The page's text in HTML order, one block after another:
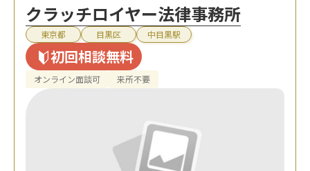
クラッチロイヤー法律事務所
東京都 目黒区 中目黒駅
初回相談無料
オンライン面談可 来所不要